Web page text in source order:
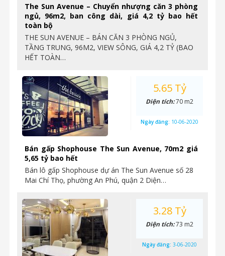
The Sun Avenue – Chuyển nhượng căn 3 phòng
ngủ, 96m2, ban công dài, giá 4,2 tỷ bao hết
toàn bộ
THE SUN AVENUE – BÁN CĂN 3 PHÒNG NGỦ,
TẦNG TRUNG, 96M2, VIEW SÔNG, GIÁ 4,2 TỶ (BAO
HẾT TOÀN…
Bán gấp Shophouse The Sun Avenue, 70m2 giá
5,65 tỷ bao hết
Bán lô gấp Shophouse dự án The Sun Avenue số 28
Mai Chí Thọ, phường An Phú, quận 2 Diện…
5.65 Tỷ
Diện tích:70 m2
Ngày đăng: 10-06-2020
3.28 Tỷ
Diện tích:73 m2
Ngày đăng: 3-06-2020